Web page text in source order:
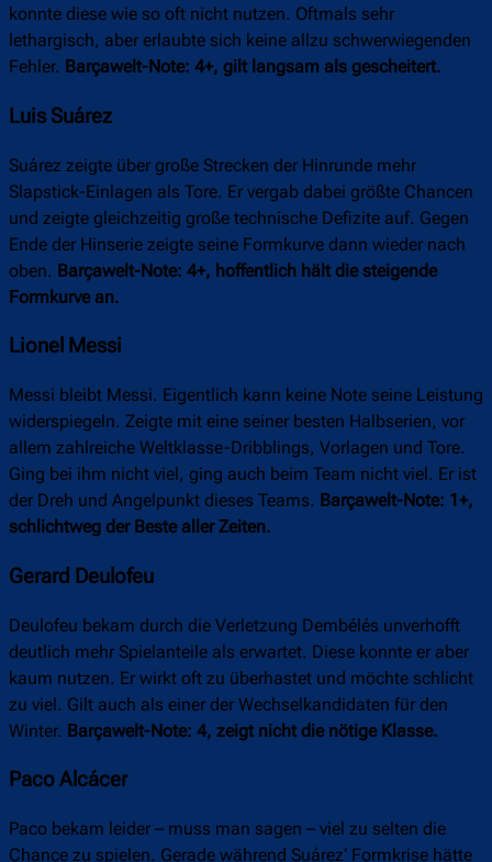
konnte diese wie so oft nicht nutzen. Oftmals sehr
lethargisch, aber erlaubte sich keine allzu schwerwiegenden
Fehler. Barçawelt-Note: 4+, gilt langsam als gescheitert.
Luis Suárez
Suárez zeigte über große Strecken der Hinrunde mehr
Slapstick-Einlagen als Tore. Er vergab dabei größte Chancen
und zeigte gleichzeitig große technische Defizite auf. Gegen
Ende der Hinserie zeigte seine Formkurve dann wieder nach
oben. Barçawelt-Note: 4+, hoffentlich hält die steigende
Formkurve an.
Lionel Messi
Messi bleibt Messi. Eigentlich kann keine Note seine Leistung
widerspiegeln. Zeigte mit eine seiner besten Halbserien, vor
allem zahlreiche Weltklasse-Dribblings, Vorlagen und Tore.
Ging bei ihm nicht viel, ging auch beim Team nicht viel. Er ist
der Dreh und Angelpunkt dieses Teams. Barçawelt-Note: 1+,
schlichtweg der Beste aller Zeiten.
Gerard Deulofeu
Deulofeu bekam durch die Verletzung Dembélés unverhofft
deutlich mehr Spielanteile als erwartet. Diese konnte er aber
kaum nutzen. Er wirkt oft zu überhastet und möchte schlicht
zu viel. Gilt auch als einer der Wechselkandidaten für den
Winter. Barçawelt-Note: 4, zeigt nicht die nötige Klasse.
Paco Alcácer
Paco bekam leider – muss man sagen – viel zu selten die
Chance zu spielen. Gerade während Suárez‘ Formkrise hätte